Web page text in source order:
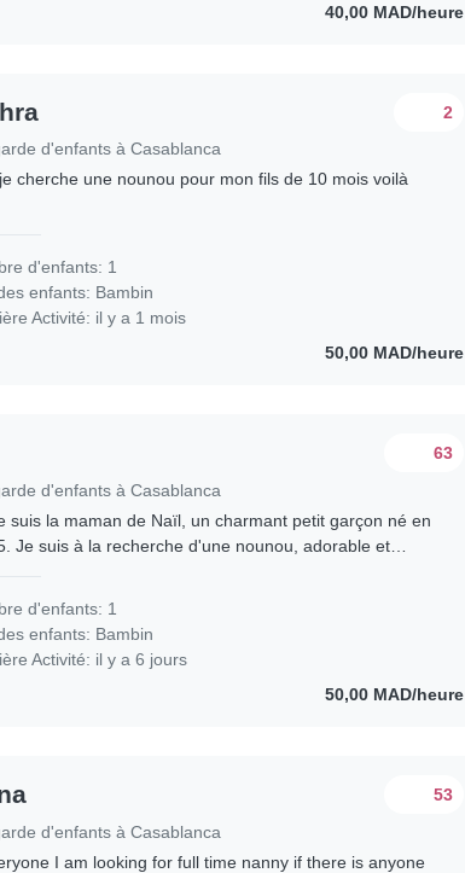
40,00 MAD/heure
d'enfants à Casablanca
2
cherche une nounou pour mon fils de 10 mois voilà
d'enfants: 1
enfants: Bambin
Activité: il y a 1 mois
50,00 MAD/heure
d'enfants à Casablanca
63
suis la maman de Naïl, un charmant petit garçon né en
et
d'enfants: 1
enfants: Bambin
Activité: il y a 6 jours
50,00 MAD/heure
d'enfants à Casablanca
53
I am looking for full time nanny if there is anyone